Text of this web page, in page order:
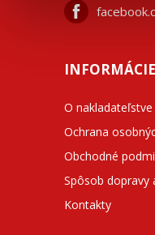
INFORMÁCIE
O nakladateľstve
Ochrana
Obchodné
Spôsob dopravy
Kontakty